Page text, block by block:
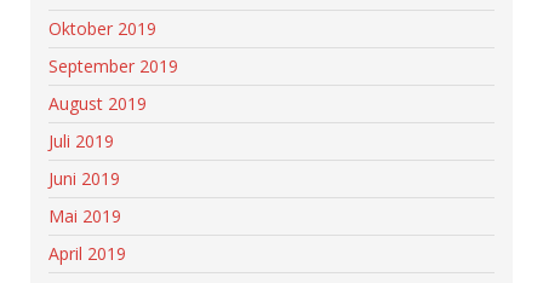
Oktober 2019
September 2019
August 2019
Juli 2019
Juni 2019
Mai 2019
April 2019